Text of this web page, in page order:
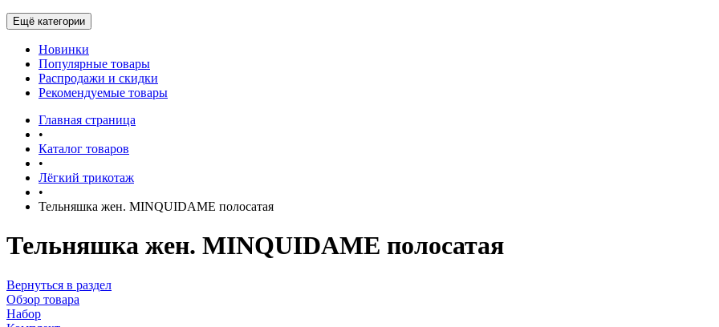
Ещё категории
Новинки
Популярные товары
Распродажи и скидки
Рекомендуемые товары
Главная страница
•
Каталог товаров
•
Лёгкий трикотаж
•
Тельняшка жен. MINQUIDAME полосатая
Тельняшка жен. MINQUIDAME полосатая
Вернуться в раздел
Обзор товара
Набор